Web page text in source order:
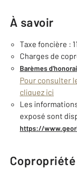
À savoir
Taxe foncière :
Charges de
Barèmes
Pour consulter
cliquez ici
Les
exposé sont
https://
Copropriété